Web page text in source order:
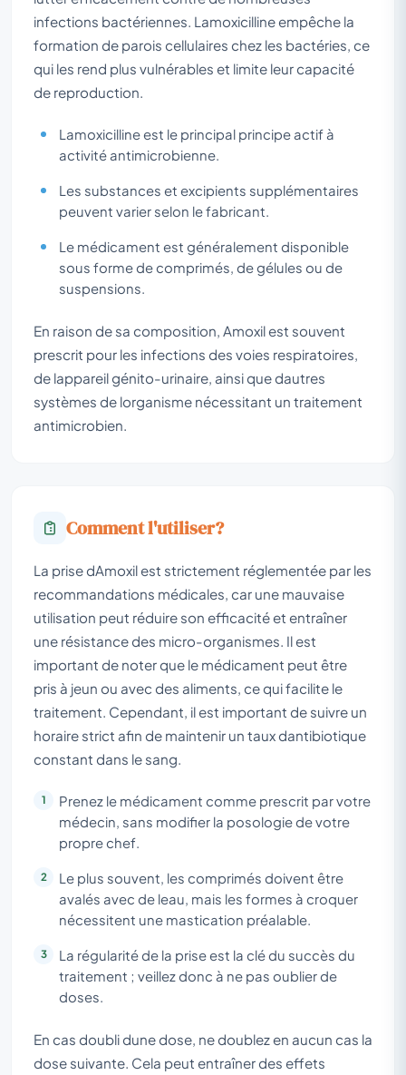
infections bactériennes. Lamoxicilline empêche la
formation de parois cellulaires chez les bactéries, ce
qui les rend plus vulnérables et limite leur capacité
de reproduction.
Lamoxicilline est le principal principe actif à
activité antimicrobienne.
Les substances et excipients supplémentaires
peuvent varier selon le fabricant.
Le médicament est généralement disponible
sous forme de comprimés, de gélules ou de
suspensions.
En raison de sa composition, Amoxil est souvent
prescrit pour les infections des voies respiratoires,
de lappareil génito-urinaire, ainsi que dautres
systèmes de lorganisme nécessitant un traitement
antimicrobien.
Comment l'utiliser?
La prise dAmoxil est strictement réglementée par les
recommandations médicales, car une mauvaise
utilisation peut réduire son efficacité et entraîner
une résistance des micro-organismes. Il est
important de noter que le médicament peut être
pris à jeun ou avec des aliments, ce qui facilite le
traitement. Cependant, il est important de suivre un
horaire strict afin de maintenir un taux dantibiotique
constant dans le sang.
Prenez le médicament comme prescrit par votre
médecin, sans modifier la posologie de votre
propre chef.
Le plus souvent, les comprimés doivent être
avalés avec de leau, mais les formes à croquer
nécessitent une mastication préalable.
La régularité de la prise est la clé du succès du
traitement ; veillez donc à ne pas oublier de
doses.
En cas doubli dune dose, ne doublez en aucun cas la
dose suivante. Cela peut entraîner des effets